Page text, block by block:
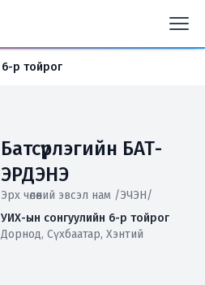
6-р тойрог
Батсүрлэгийн БАТ-
ЭРДЭНЭ
Эрх чөлөөний эвсэл нам /ЭЧЭН/
УИХ-ын сонгуулийн 6-р тойрог
Дорнод, Сүхбаатар, Хэнтий